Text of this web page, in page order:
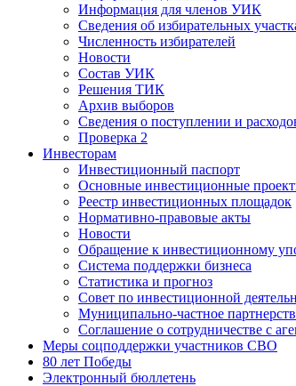
Информация для членов УИК
Сведения об избирательных
Численность избирателей
Новости
Состав УИК
Решения ТИК
Архив выборов
Сведения о поступлении и
Проверка 2
Инвесторам
Инвестиционный паспорт
Основные инвестиционные
Реестр инвестиционных площадок
Нормативно-правовые акты
Новости
Обращение к инвестиционному
Система поддержки бизнеса
Статистика и прогноз
Совет по инвестиционной
Муниципально-частное
Соглашение о сотрудничестве с
Меры соцподдержки участников СВО
80 лет Победы
Электронный бюллетень